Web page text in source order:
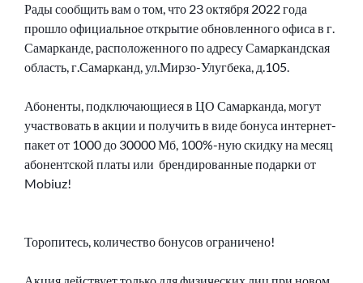
Рады сообщить вам о том, что 23 октября 2022 года
прошло официальное открытие обновленного офиса в г.
Самарканде, расположенного по адресу Самаркандская
область, г.Самарканд, ул.Мирзо-Улугбека, д.105.
Абоненты, подключающиеся в ЦО Самарканда, могут
участвовать в акции и получить в виде бонуса интернет-
пакет от 1000 до 30000 Мб, 100%-ную скидку на месяц
абонентской платы или брендированные подарки от
Mobiuz!
Торопитесь, количество бонусов ограничено!